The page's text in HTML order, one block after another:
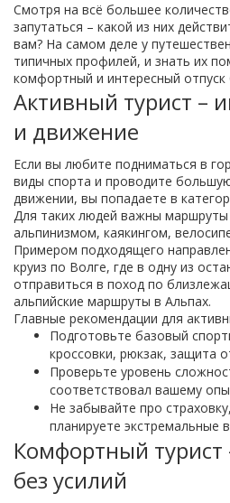
Смотря на всё большее
запутаться – какой из них
вам? На самом деле у
типичных профилей, и знать их
комфортный и интересный отпуск
Активный турист –
и движение
Если вы любите подниматься в
виды спорта и проводите
движении, вы попадаете в
Для таких людей важны маршруты
альпинизмом, каякингом,
Примером подходящего
круиз по Волге, где в одну из
отправиться в поход по
альпийские маршруты в Альпах.
Главные рекомендации для
Подготовьте базовый
кроссовки, рюкзак, защита
Проверьте уровень
соответствовал вашему
Не забывайте про
планируете экстремальные
Комфортный
без усилий